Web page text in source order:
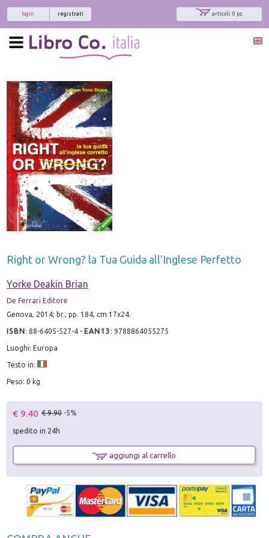
articoli: 0 pz.
registrati
login
Right or Wrong? la Tua Guida all'Inglese Perfetto
Yorke Deakin Brian
De Ferrari Editore
Genova, 2014; br., pp. 184, cm 17x24.
ISBN:88-6405-527-4 - EAN13 :9788864055275
Luoghi: Europa
Testo in:
Peso: 0 kg
€ 9.40 € 9.90 -5%
spedito in 24h
aggiungi al carrello